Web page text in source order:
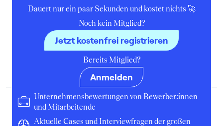
NetSys.IT (Bewerbung Praktikum)
Oktober 2009 Ilmenau
Dauert nur ein paar Sekunden und kostet nichts 🚀
Noch kein Mitglied?
Jetzt kostenfrei registrieren
Bereits Mitglied?
Anmelden
Unternehmensbewertungen von Bewerber:innen
und Mitarbeitende
Aktuelle Cases und Interviewfragen der großen